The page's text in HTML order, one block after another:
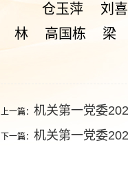
仓玉萍
林 高国栋 梁
上一篇： 机关第一党委
下一篇： 机关第一党委